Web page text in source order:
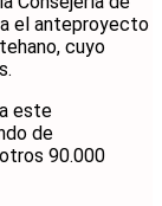
el anteproyecto
cuyo
este
de
90.000